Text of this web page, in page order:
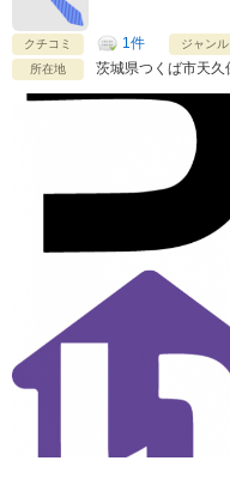
クチコミ 1件 ジャンル
所在地 茨城県つくば市天久